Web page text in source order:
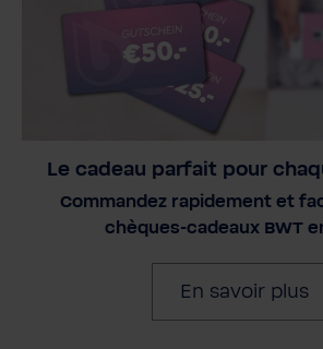
Le cadeau parfait pour
Commandez rapidement et
chèques-cadeaux BWT
En savoir plus